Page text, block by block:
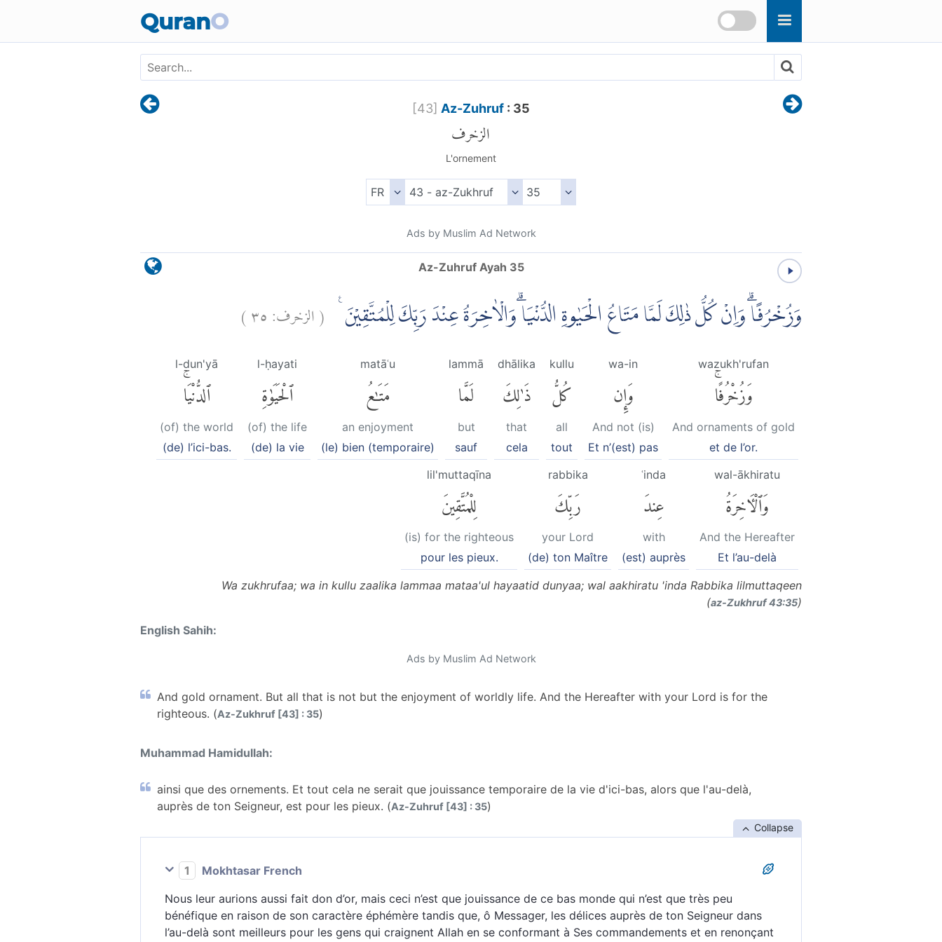
QuranO
[43] Az-Zuhruf: 35
الزخرف
L'ornement
Ads by Muslim Ad Network
Az-Zuhruf Ayah 35
وَزُخْرُفًاۗ وَاِنْ كُلُّ ذٰلِكَ لَمَّا مَتَاعُ الْحَيٰوةِ الدُّنْيَا ۗوَالْاٰخِرَةُ عِنْدَ رَبِّكَ لِلْمُتَّقِيْنَ ࣖ (الزخرف:٣٥)
wazukh'rufan
وَزُخْرُفًاۚ
And ornaments of gold
et de l’or.
wa-in
وَإِن
And not (is)
Et n’(est) pas
kullu
كُلُّ
all
tout
dhālika
ذَٰلِكَ
that
cela
lammā
لَمَّا
but
sauf
matāʿu
مَتَٰعُ
an enjoyment
(le) bien (temporaire)
l-ḥayati
ٱلْحَيَوٰةِ
(of) the life
(de) la vie
l-dun'yā
ٱلدُّنْيَاۚ
(of) the world
(de) l’ici-bas.
wal-ākhiratu
وَٱلْءَاخِرَةُ
And the Hereafter
Et l’au-delà
ʿinda
عِندَ
with
(est) auprès
rabbika
رَبِّكَ
your Lord
(de) ton Maître
lil'muttaqīna
لِلْمُتَّقِينَ
(is) for the righteous
pour les pieux.
Wa zukhrufaa; wa in kullu zaalika lammaa mataa'ul hayaatid dunyaa; wal aakhiratu 'inda Rabbika lilmuttaqeen
(az-Zukhruf 43:35)
English Sahih:
Ads by Muslim Ad Network
And gold ornament. But all that is not but the enjoyment of worldly life. And the Hereafter with your Lord is for the
righteous. (Az-Zukhruf [43] : 35)
Muhammad Hamidullah:
ainsi que des ornements. Et tout cela ne serait que jouissance temporaire de la vie d'ici-bas, alors que l'au-delà,
auprès de ton Seigneur, est pour les pieux. (Az-Zuhruf [43] : 35)
Collapse
1
Mokhtasar French
Nous leur aurions aussi fait don d’or, mais ceci n’est que jouissance de ce bas monde qui n’est que très peu
bénéfique en raison de son caractère éphémère tandis que, ô Messager, les délices auprès de ton Seigneur dans
l’au-delà sont meilleurs pour les gens qui craignent Allah en se conformant à Ses commandements et en renonçant